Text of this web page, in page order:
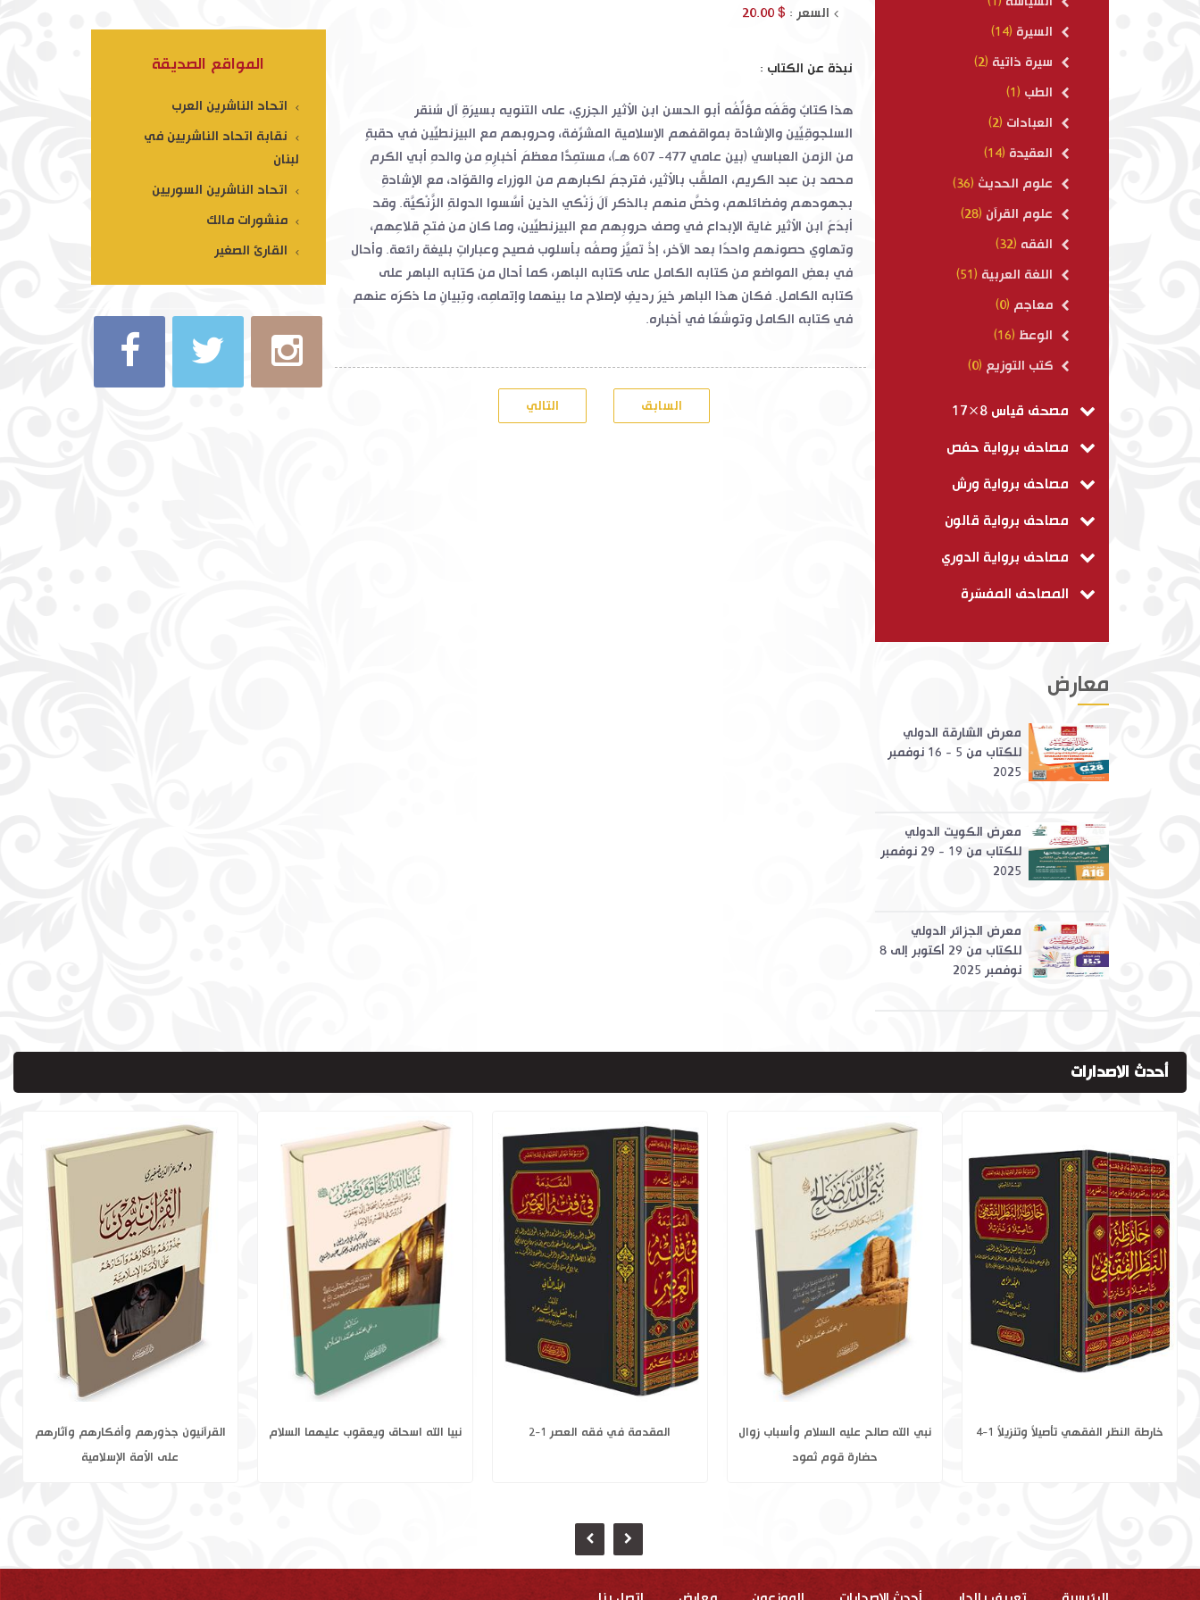
السعر : $ 20.00
نبذة عن الكتاب :
هذا كتابٌ وقَفَه مؤلِّفُه أبو الحسن ابن الأثير الجزري، على التنويه بسيرَةِ آل سُنقر
السلجوقِيِّين والإشادة بمواقفهم الإسلامية المشرِّفة، وحروبهم مع البيزنطيِّين في حقبةٍ
من الزمن العباسي (بين عامي 477- 607 هـ)، مستمِدًّا معظمَ أخبارِهِ من والدهِ أبي الكرم
محمد بن عبد الكريم، الملقَّب بالأثير، فترجمَ لكبارهم من الوزراء والقوّاد، مع الإشادةِ
بجهودهم وفضائلهم، وخصَّ منهم بالذكر آلَ زَنْكي الذين أسَّسوا الدولةِ الزَّنْكيَّة. وقد
أبدَعَ ابن الأثير غاية الإبداع في وصف حروبِهم مع البيزنطيِّين، وما كان من فتحِ قلاعِهم،
وتهاوي حصونهم واحدًا بعد الآخر، إذْ تميَّز وصفُه بأسلوب فصيحوعباراتٍ بليغة رائعة. وأحال
في بعضِ المواضع من كتابه الكامل على كتابه الباهر، كما أحال من كتابه الباهر على
كتابه الكامل. فكان هذا الباهر خيرَ رديفٍ لإصلاح ما بينهما وإتمامِه، وتِبيانِ ما ذكرَه عنهم
في كتابه الكامل وتوسُّعًا في أخباره.
التالي السابق
المواقع الصديقة
اتحاد الناشرين العرب
نقابة اتحاد الناشريين في
لبنان
اتحاد الناشرين السوريين
منشورات مالك
القارئ الصغير
السيرة (14)
سيرة ذاتية (2)
الطب (1)
العبادات (2)
العقيدة (14)
علوم الحديث (36)
علوم القرآن (28)
الفقه (32)
اللغة العربية (51)
معاجم (0)
الوعظ (16)
كتب التوزيع (0)
مصحف قياس 8×17
مصاحف برواية حفص
مصاحف برواية ورش
مصاحف برواية قالون
مصاحف برواية الدوري
المصاحف المفسّرة
معارض
معرض الشارقة الدولي
للكتاب من 5 - 16 نوفمبر
2025
معرض الكويت الدولي
للكتاب من 19 - 29 نوفمبر
2025
معرض الجزائر الدولي
للكتاب من 29 أكتوبر إلى 8
نوفمبر 2025
أحدث الاصدارات
نبيا الله اسحاق ويعقوب عليهما السلام المقدمة في فقه العصر 1-2
نبي الله صالح عليه السلام وأسباب زوال
خارطة النظر الفقهي تأصيلاً وتنزيلاً 1-4
مجمع البحرين العذبين مجرد أحاديث